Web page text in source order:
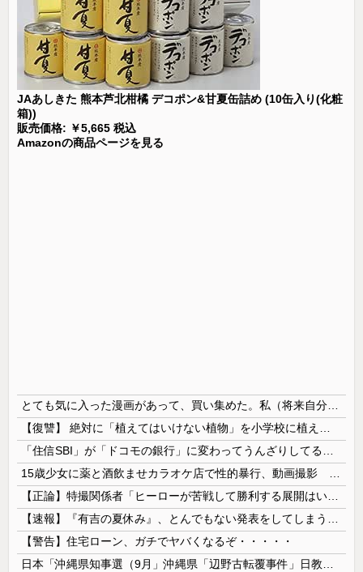
JAあしきた 熊本芦北柑橘 デコポン&甘夏缶詰め (10缶入り(化粧
箱))
販売価格: ￥5,665 税込
Amazonの商品ページを見る
【警告】住宅ローン、ガチでヤバくなるぞ・・・・・